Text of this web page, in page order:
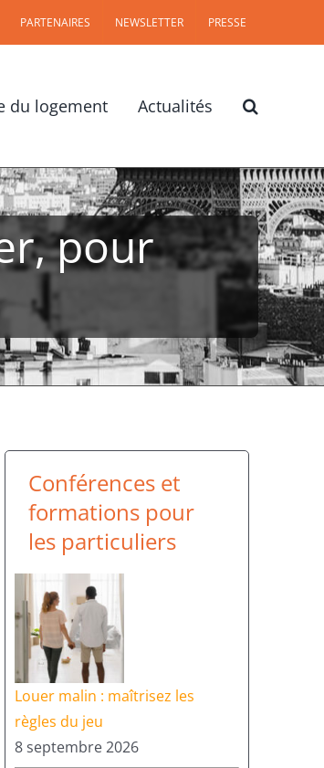
PARTENAIRES NEWSLETTER PRESSE
du logement Actualités
pour
Conférences et
formations pour
les particuliers
Louer malin : maîtrisez les
règles du jeu
8 septembre 2026